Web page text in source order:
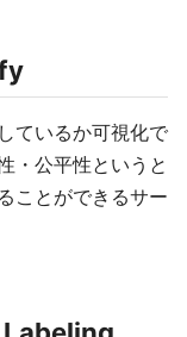
ているか可視化で
・公平性というと
ことができるサー